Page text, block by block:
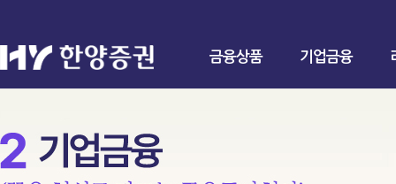
금융상품 기업금융